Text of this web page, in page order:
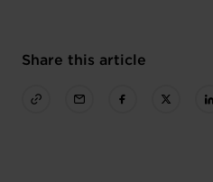
Share this article